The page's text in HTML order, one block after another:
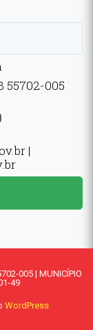
55702-005
|
005 | MUNICÍPIO
49
WordPress